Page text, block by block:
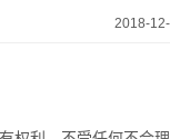
2018-